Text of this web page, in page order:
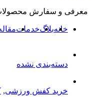
معرفی و سفارش محصولات
خانهبلاگخدمات
دسته‌بندی نشده
خرید کفش ورزشی,